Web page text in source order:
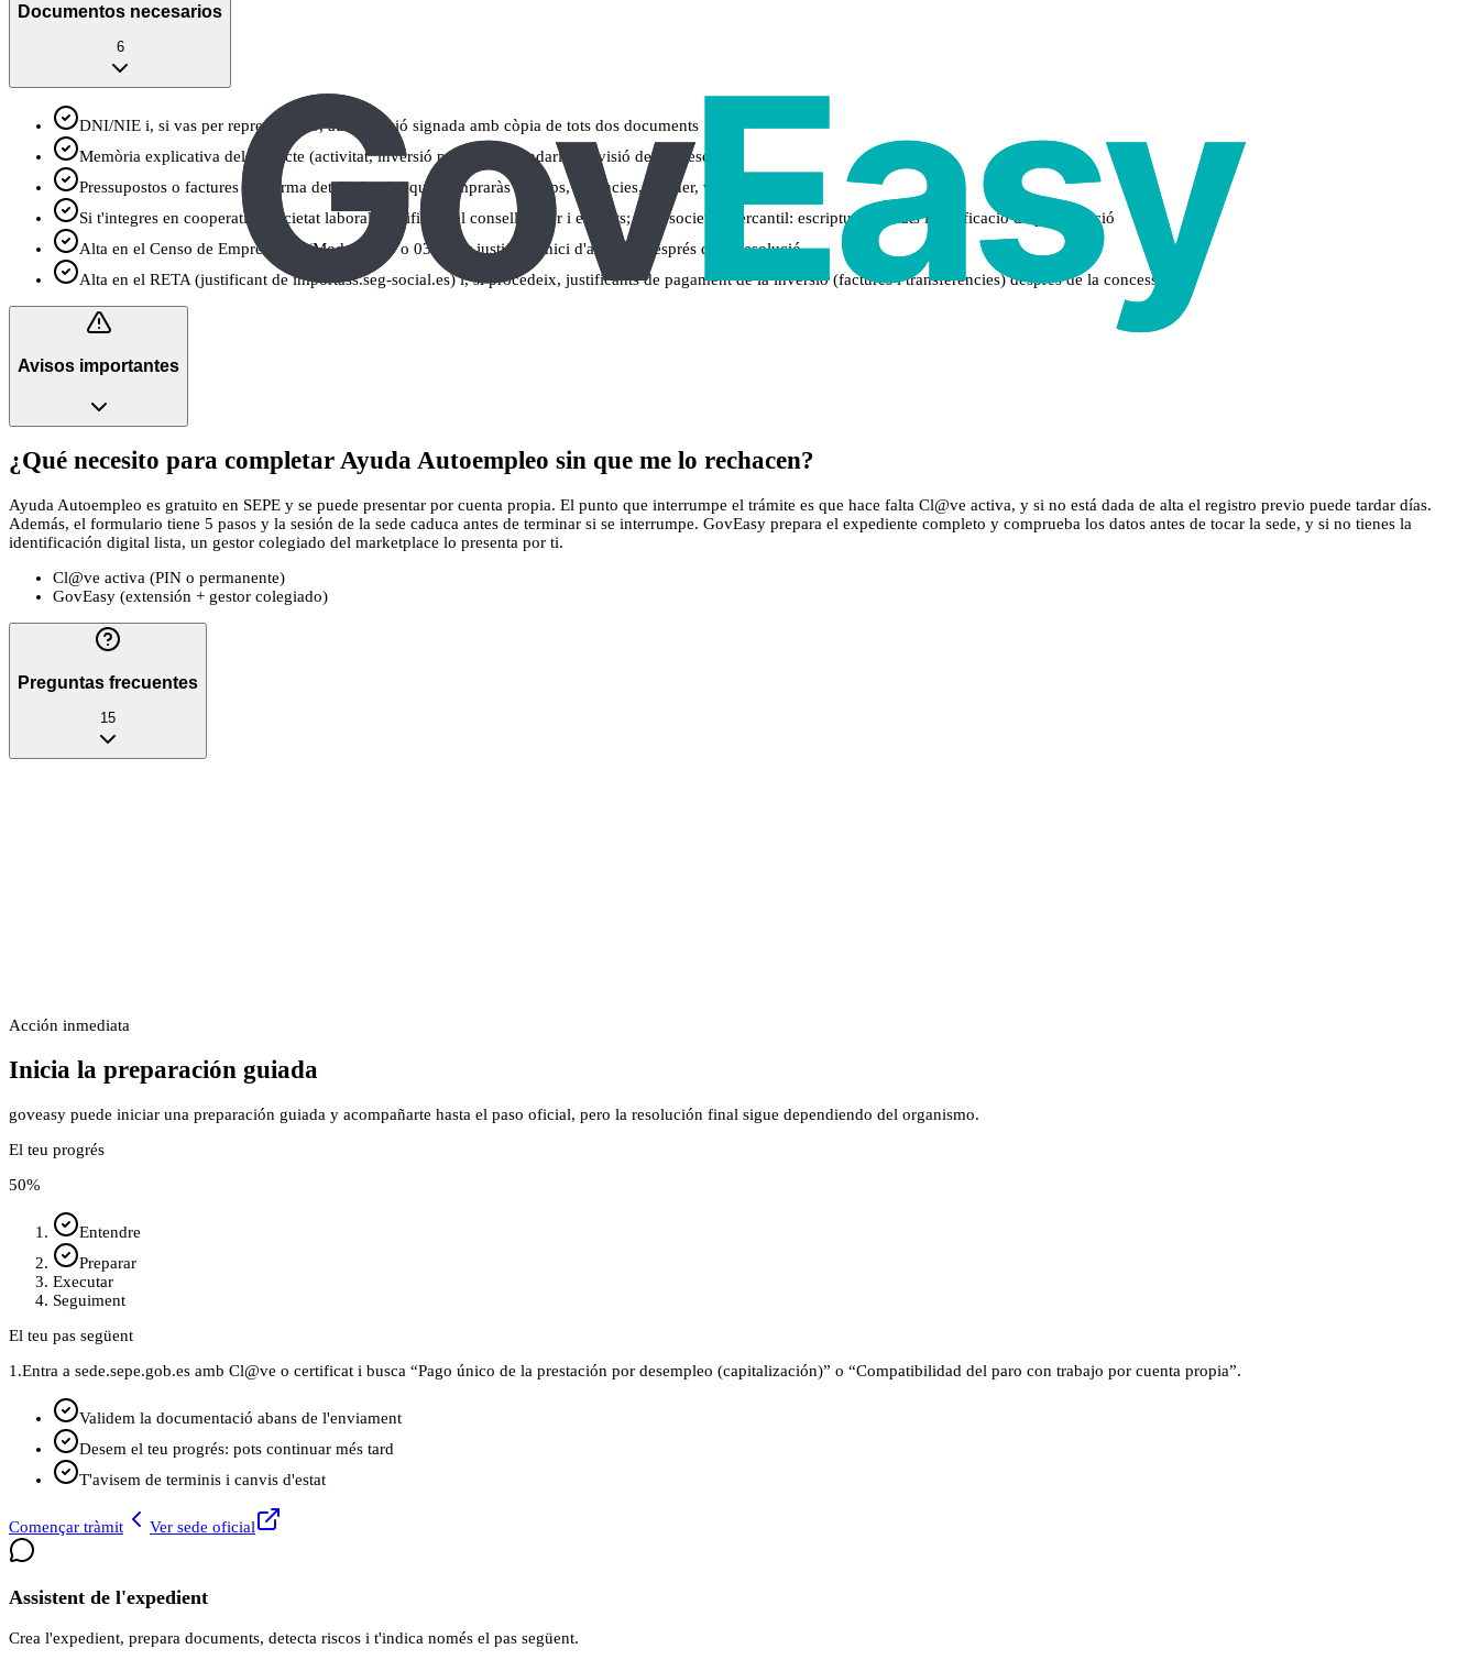
Documentos necesarios
6
DNI/NIE i, si vas per representació, autorització signada amb còpia de tots dos documents
Memòria explicativa del projecte (activitat, inversió prevista, calendari i previsió de despeses)
Pressupostos o factures proforma detallades del que compraràs (equips, llicències, lloguer, vehicle si escau)
Si t'integres en cooperativa/societat laboral: certificat del consell rector i estatuts; si és societat mercantil: escriptura/estatuts i certificació de participació
Alta en el Censo de Empresarios (Modelo 036 o 037) per justificar inici d'activitat després de la resolució
Alta en el RETA (justificant de importass.seg-social.es) i, si procedeix, justificants de pagament de la inversió (factures i transferències) després de la concessió
Avisos importantes
¿Qué necesito para completar Ayuda Autoempleo sin que me lo rechacen?
Ayuda Autoempleo es gratuito en SEPE y se puede presentar por cuenta propia. El punto que interrumpe el trámite es que hace falta Cl@ve activa, y si no está dada de alta el registro previo puede tardar días.
Además, el formulario tiene 5 pasos y la sesión de la sede caduca antes de terminar si se interrumpe. GovEasy prepara el expediente completo y comprueba los datos antes de tocar la sede, y si no tienes la
identificación digital lista, un gestor colegiado del marketplace lo presenta por ti.
Cl@ve activa (PIN o permanente)
GovEasy (extensión + gestor colegiado)
Preguntas frecuentes
15
Acción inmediata
Inicia la preparación guiada
goveasy puede iniciar una preparación guiada y acompañarte hasta el paso oficial, pero la resolución final sigue dependiendo del organismo.
El teu progrés
50%
Entendre
Preparar
Executar
Seguiment
El teu pas següent
1.Entra a sede.sepe.gob.es amb Cl@ve o certificat i busca “Pago único de la prestación por desempleo (capitalización)” o “Compatibilidad del paro con trabajo por cuenta propia”.
Validem la documentació abans de l'enviament
Desem el teu progrés: pots continuar més tard
T'avisem de terminis i canvis d'estat
Començar tràmit Ver sede oficial
Assistent de l'expedient
Crea l'expedient, prepara documents, detecta riscos i t'indica només el pas següent.